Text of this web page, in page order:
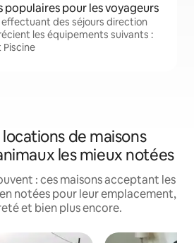
populaires pour les voyageurs
effectuant des séjours direction
les équipements suivants :
Piscine
de maisons
les mieux notées
: ces maisons acceptant les
notées pour leur emplacement,
et bien plus encore.